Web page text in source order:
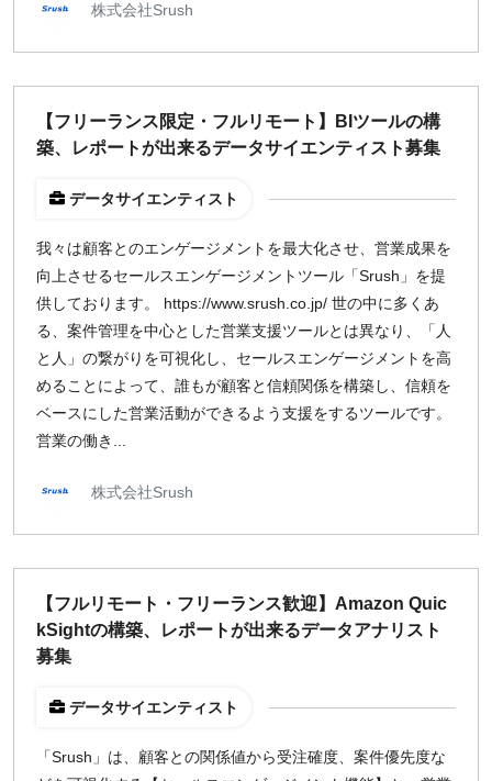
株式会社Srush
【フリーランス限定・フルリモート】BIツールの構
築、レポートが出来るデータサイエンティスト募集
データサイエンティスト
我々は顧客とのエンゲージメントを最大化させ、営業成果を
向上させるセールスエンゲージメントツール「Srush」を提
供しております。 https://www.srush.co.jp/ 世の中に多くあ
る、案件管理を中心とした営業支援ツールとは異なり、「人
と人」の繋がりを可視化し、セールスエンゲージメントを高
めることによって、誰もが顧客と信頼関係を構築し、信頼を
ベースにした営業活動ができるよう支援をするツールです。
営業の働き...
株式会社Srush
【フルリモート・フリーランス歓迎】Amazon Quic
kSightの構築、レポートが出来るデータアナリスト
募集
データサイエンティスト
「Srush」は、顧客との関係値から受注確度、案件優先度な